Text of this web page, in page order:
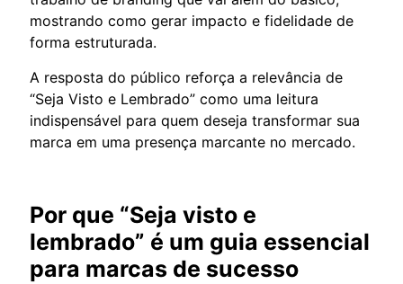
mostrando como gerar impacto e fidelidade de
forma estruturada.
A resposta do público reforça a relevância de
“Seja Visto e Lembrado” como uma leitura
indispensável para quem deseja transformar sua
marca em uma presença marcante no mercado.
Por que “Seja visto e
lembrado” é um guia essencial
para marcas de sucesso